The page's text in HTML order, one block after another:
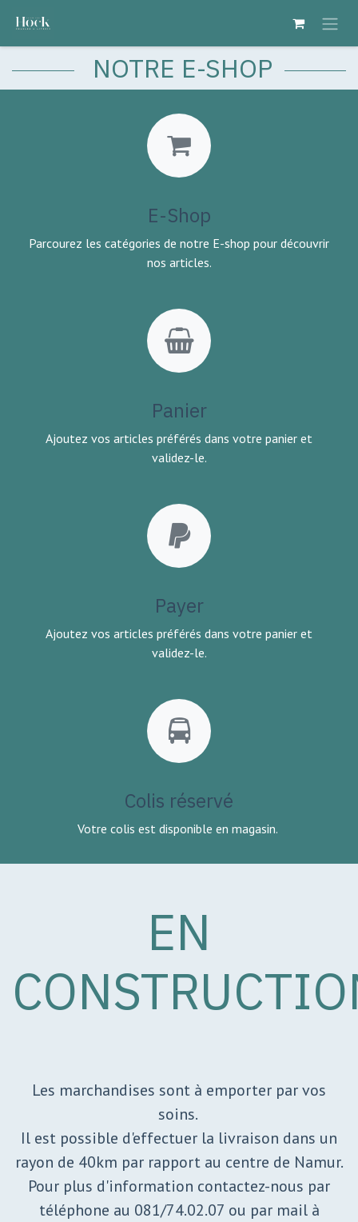
NOTRE E-SHOP
E-Shop
Parcourez les catégories de notre E-shop pour découvrir
nos articles.
Panier
Ajoutez vos articles préférés dans votre panier et
validez-le.
Payer
Ajoutez vos articles préférés dans votre panier et
validez-le.
Colis réservé
Votre colis est disponible en magasin.
EN
Les marchandises sont à emporter par vos
soins.
Il est possible d'effectuer la livraison dans un
rayon de 40km par rapport au centre de Namur.
Pour plus d'information contactez-nous par
téléphone au 081/74.02.07 ou par mail à